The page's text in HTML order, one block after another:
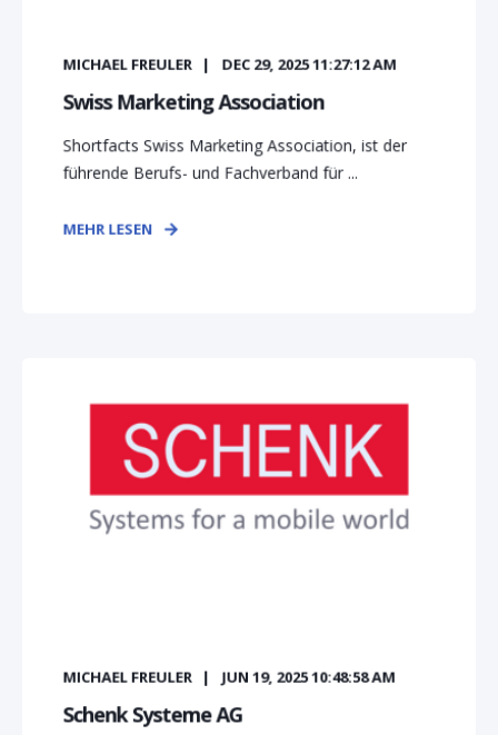
MICHAEL FREULER DEC 29, 2025 11:27:12 AM
Swiss Marketing Association
Shortfacts Swiss Marketing Association, ist der
führende Berufs- und Fachverband für ...
MEHR LESEN
MICHAEL FREULER JUN 19, 2025 10:48:58 AM
Schenk Systeme AG